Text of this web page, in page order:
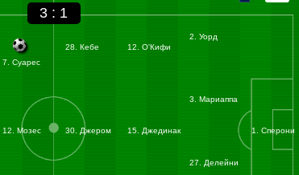
3 : 1
12. Мозес
7. Суарес
1. Сперони
27. Делейни
3. Мариаппа
2. Уорд
28. Кебе
15. Джединак
12. О'Кифи
30. Джером